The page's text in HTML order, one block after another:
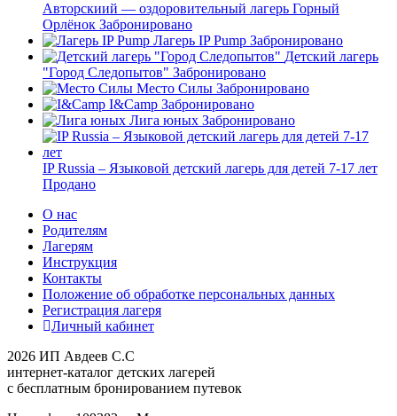
Авторскиий — оздоровительный лагерь Горный
Орлёнок Забронировано
Лагерь IP Pump Забронировано
Детский лагерь
"Город Следопытов" Забронировано
Место Силы Забронировано
I&Camp Забронировано
Лига юных Забронировано
IP Russia – Языковой детский лагерь для детей 7-17 лет
Продано
О нас
Родителям
Лагерям
Инструкция
Контакты
Положение об обработке персональных данных
Регистрация лагеря
Личный кабинет
2026 ИП Авдеев С.С
интернет-каталог детских лагерей
с бесплатным бронированием путевок